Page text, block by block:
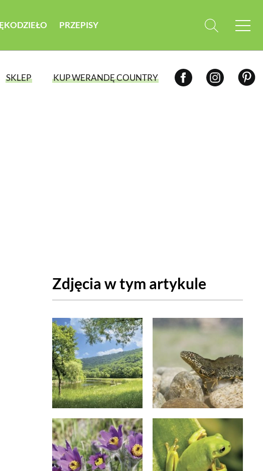
PRZEPISY
SKLEP KUP WERANDĘ COUNTRY
Zdjęcia w tym artykule
NATURALNA APTECZKA
DOMOWE
RZEMIOSŁO
PRZYSTAWKI ZUPY
PRZETWORY INNE